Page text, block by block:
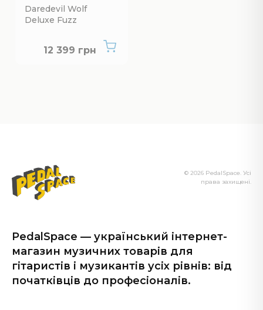
Daredevil Wolf
Deluxe Fuzz
12 399 грн
Немає в наявності
PedalSpace — український інтернет-
магазин музичних товарів для
гітаристів і музикантів усіх рівнів: від
початківців до професіоналів.
© 2026 PedalSpace. Усі
права захищені.